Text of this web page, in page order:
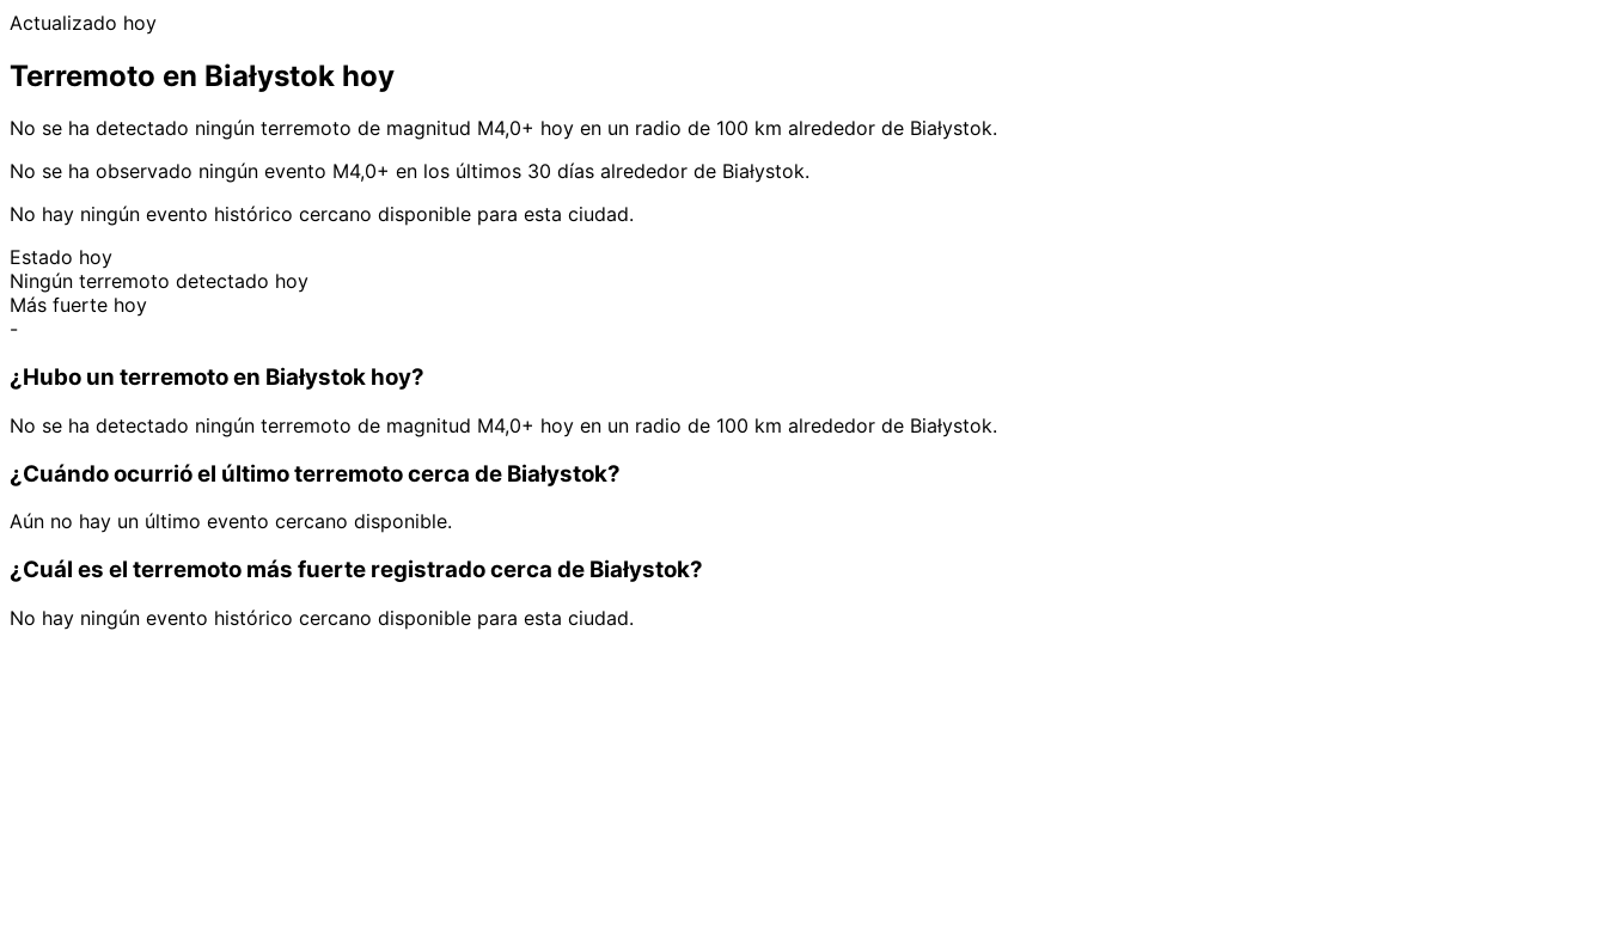
Actualizado hoy
Terremoto en Białystok hoy
No se ha detectado ningún terremoto de magnitud M4,0+ hoy en un radio de 100 km alrededor de Białystok.
No se ha observado ningún evento M4,0+ en los últimos 30 días alrededor de Białystok.
No hay ningún evento histórico cercano disponible para esta ciudad.
Estado hoy
Ningún terremoto detectado hoy
Más fuerte hoy
-
¿Hubo un terremoto en Białystok hoy?
No se ha detectado ningún terremoto de magnitud M4,0+ hoy en un radio de 100 km alrededor de Białystok.
¿Cuándo ocurrió el último terremoto cerca de Białystok?
Aún no hay un último evento cercano disponible.
¿Cuál es el terremoto más fuerte registrado cerca de Białystok?
No hay ningún evento histórico cercano disponible para esta ciudad.